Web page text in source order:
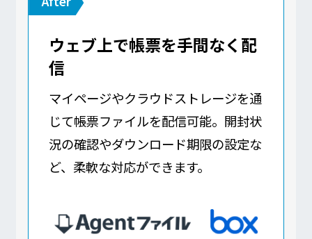
ウェブ上で帳票を手間なく配
信
マイページやクラウドストレージを通
じて帳票ファイルを配信可能。開封状
況の確認やダウンロード期限の設定な
ど、柔軟な対応ができます。